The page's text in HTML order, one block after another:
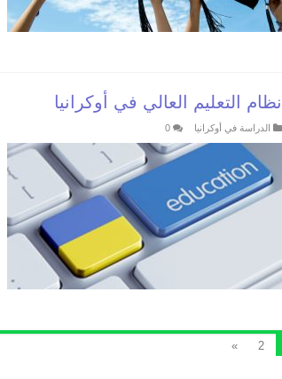
نظام التعليم العالي في أوكرانيا
الدراسة في أوكرانيا 0
2
»